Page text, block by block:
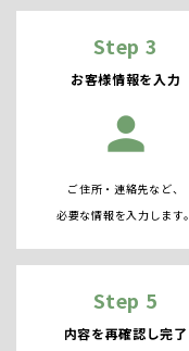
Step 3
お客様情報を入力
person
ご住所・連絡先など、
必要な情報を入力します。
Step 5
内容を再確認し完了